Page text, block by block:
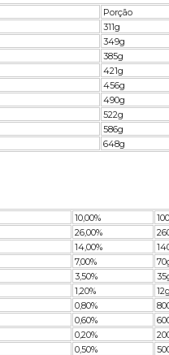
Porção
311g
349g
385g
421g
456g
490g
522g
586g
648g
10,00%
26,00%
14,00%
7,00%
3,50%
1,20%
0,80%
0,60%
0,20%
0,50%